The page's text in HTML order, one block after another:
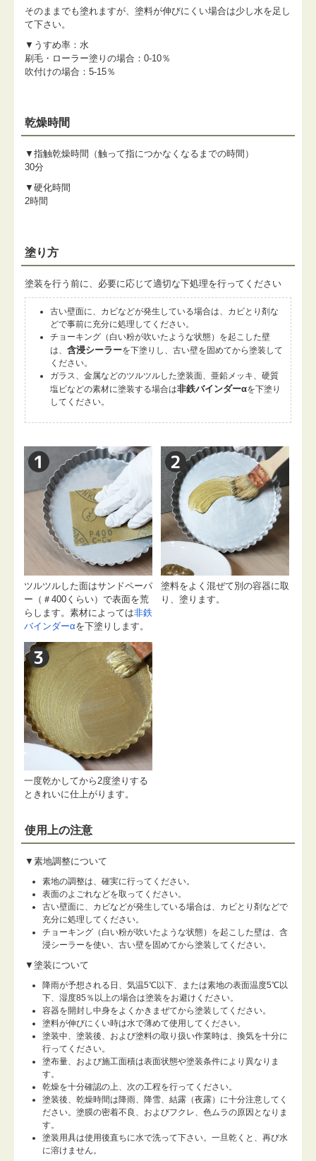
そのままでも塗れますが、塗料が伸びにくい場合は少し水を足し
て下さい。
▼うすめ率：水
刷毛・ローラー塗りの場合：0-10％
吹付けの場合：5-15％
乾燥時間
▼指触乾燥時間（触って指につかなくなるまでの時間）
30分
▼硬化時間
2時間
塗り方
塗装を行う前に、必要に応じて適切な下処理を行ってください
古い壁面に、カビなどが発生している場合は、カビとり剤な
どで事前に充分に処理してください。
チョーキング（白い粉が吹いたような状態）を起こした壁
は、 含浸シーラーを下塗りし、古い壁を固めてから塗装して
ください。
ガラス、金属などのツルツルした塗装面、亜鉛メッキ、硬質
塩ビなどの素材に塗装する場合は非鉄バインダーαを下塗り
してください。
ツルツルした面はサンドペーパ
ー（＃400くらい）で表面を荒
らします。素材によっては非鉄
バインダーαを下塗りします。
塗料をよく混ぜて別の容器に取
り、塗ります。
一度乾かしてから2度塗りする
ときれいに仕上がります。
使用上の注意
▼素地調整について
素地の調整は、確実に行ってください。
表面のよごれなどを取ってください。
古い壁面に、カビなどが発生している場合は、カビとり剤などで
充分に処理してください。
チョーキング（白い粉が吹いたような状態）を起こした壁は、含
浸シーラーを使い、古い壁を固めてから塗装してください。
▼塗装について
降雨が予想される日、気温5℃以下、または素地の表面温度5℃以
下、湿度85％以上の場合は塗装をお避けください。
容器を開封し中身をよくかきまぜてから塗装してください。
塗料が伸びにくい時は水で薄めて使用してください。
塗装中、塗装後、および塗料の取り扱い作業時は、換気を十分に
行ってください。
塗布量、および施工面積は表面状態や塗装条件により異なりま
す。
乾燥を十分確認の上、次の工程を行ってください。
塗装後、乾燥時間は降雨、降雪、結露（夜露）に十分注意してく
ださい。塗膜の密着不良、およびフクレ、色ムラの原因となりま
す。
塗装用具は使用後直ちに水で洗って下さい。一旦乾くと、再び水
に溶けません。